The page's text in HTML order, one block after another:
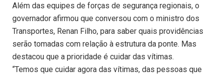
Além das equipes de forças de segurança regionais, o
governador afirmou que conversou com o ministro dos
Transportes, Renan Filho, para saber quais providências
serão tomadas com relação à estrutura da ponte. Mas
destacou que a prioridade é cuidar das vítimas.
“Temos que cuidar agora das vítimas, das pessoas que